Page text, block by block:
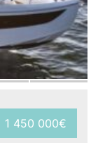
1 450 000€